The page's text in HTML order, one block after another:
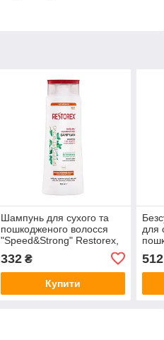
Шампунь для сухого та
пошкодженого волосся
"Speed&Strong" Restorex,
332₴
Купити
для
250
512